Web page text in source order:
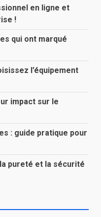
en ligne et
!
qui ont marqué
l’équipement
impact sur le
: guide pratique pour
pureté et la sécurité